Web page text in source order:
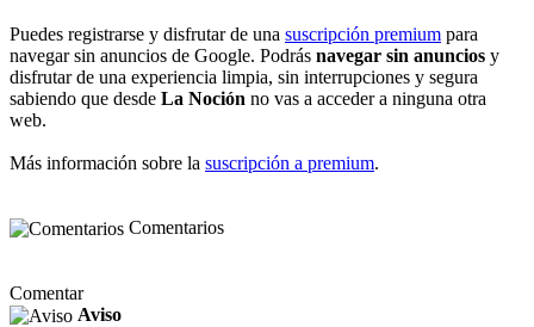
Puedes registrarse y disfrutar de una suscripción premium para
navegar sin anuncios de Google. Podrás navegar sin anuncios y
disfrutar de una experiencia limpia, sin interrupciones y segura
sabiendo que desde La Noción no vas a acceder a ninguna otra
web.
Más información sobre la suscripción a premium.
Comentarios
Comentar
Aviso